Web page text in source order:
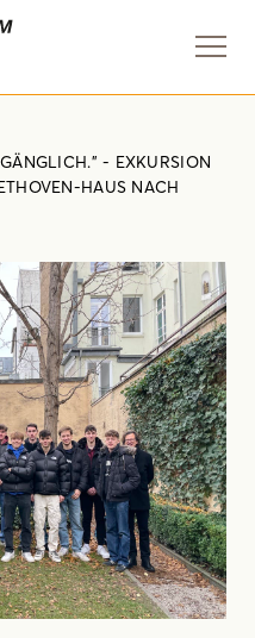
- EXKURSION
HAUS NACH